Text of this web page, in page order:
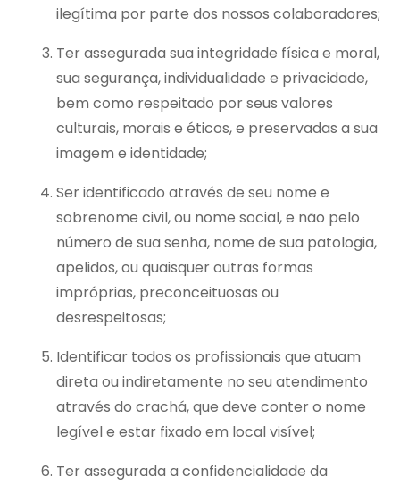
ilegítima por parte dos nossos colaboradores;
Ter assegurada sua integridade física e moral,
sua segurança, individualidade e privacidade,
bem como respeitado por seus valores
culturais, morais e éticos, e preservadas a sua
imagem e identidade;
Ser identificado através de seu nome e
sobrenome civil, ou nome social, e não pelo
número de sua senha, nome de sua patologia,
apelidos, ou quaisquer outras formas
impróprias, preconceituosas ou
desrespeitosas;
Identificar todos os profissionais que atuam
direta ou indiretamente no seu atendimento
através do crachá, que deve conter o nome
legível e estar fixado em local visível;
Ter assegurada a confidencialidade da